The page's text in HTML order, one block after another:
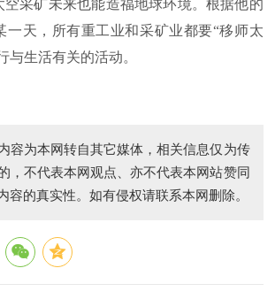
矿未来也能造福地球环境。根据他的
一天，所有重工业和采矿业都要“移师太
与生活有关的活动。
容为本网转自其它媒体，相关信息仅为传
，不代表本网观点、亦不代表本网站赞同
容的真实性。如有侵权请联系本网删除。